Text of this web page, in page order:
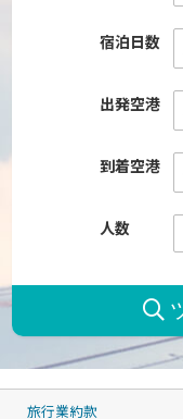
宿泊日数
出発空港
到着空港
人数
旅行業約款